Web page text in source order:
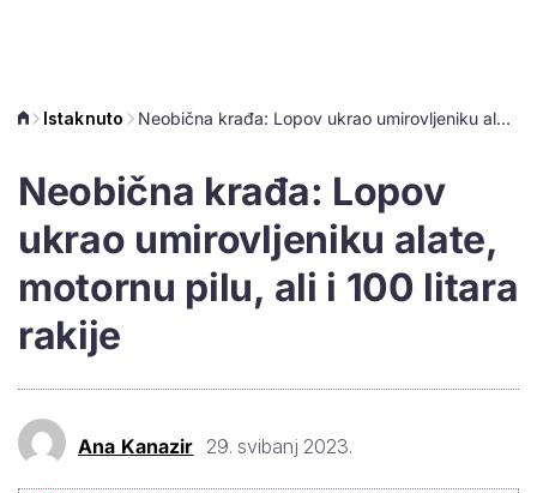
Istaknuto Neobična krađa: Lopov ukrao umirovljeniku alate, motornu pilu, ali i 100 litara rakije
Neobična krađa: Lopov
ukrao umirovljeniku alate,
motornu pilu, ali i 100 litara
rakije
Ana Kanazir 29. svibanj 2023.